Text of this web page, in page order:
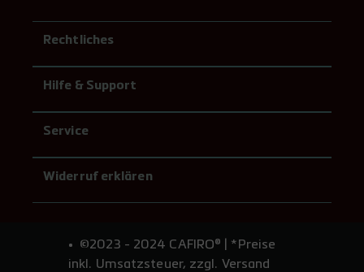
Rechtliches
Hilfe & Support
Service
Widerruf erklären
©2023 - 2024 CAFIRO® | *Preise
inkl. Umsatzsteuer, zzgl. Versand